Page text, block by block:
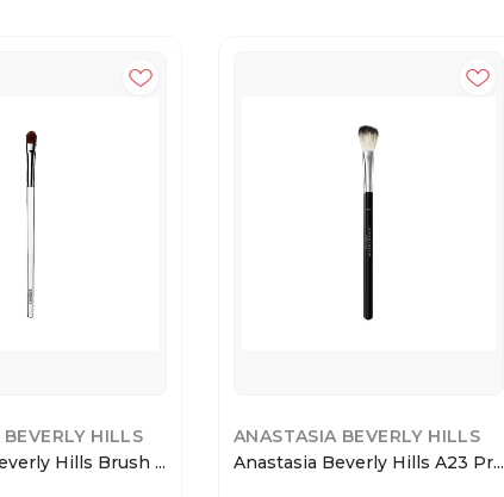
HILLS
Hills Brush ...
ANASTASIA BEVERLY HILLS
Anastasia Beverly Hills A23 Pr...